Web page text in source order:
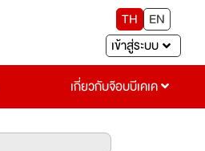
TH
EN
เข้าสู่ระบบ
เกี่ยวกับจ๊อบบีเคเค